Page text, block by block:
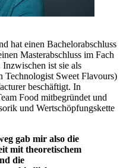
hat einen Bachelorabschluss
Masterabschluss im Fach
ist sie als
Sweet Flavours)
beschäftigt. In
Food mitbegründet und
und Wertschöpfungskette
gab mir also die
mit theoretischem
die